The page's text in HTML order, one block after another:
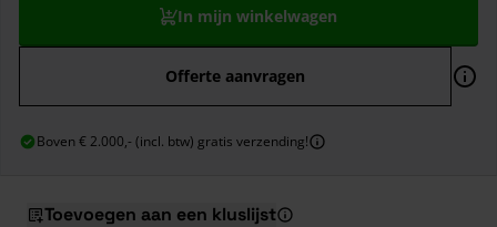
In mijn winkelwagen
Offerte aanvragen
Boven € 2.000,- (incl. btw) gratis verzending!
Toevoegen aan een kluslijst